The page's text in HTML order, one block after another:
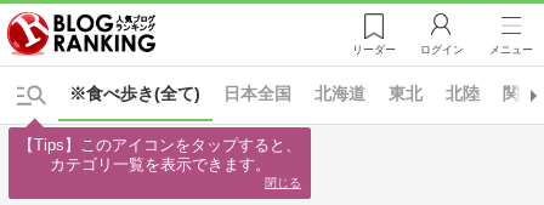
リーダー ログイン メニュー
※食べ歩き(全て) 日本全国 北海道 東北 北陸 関東
【Tips】このアイコンをタップすると、
カテゴリ一覧を表示できます。
閉じる